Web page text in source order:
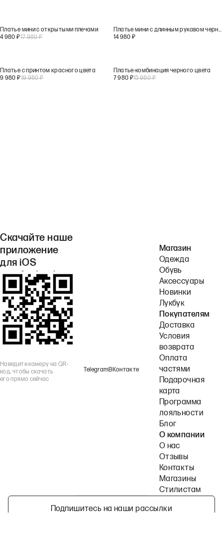
Платье мини с открытыми плечами
4 980 ₽17 980₽
Платье мини с длинным рукавом черного цвета
14 980 ₽
Платье с принтом красного цвета
9 980 ₽19 980₽
Платье-комбинация черного цвета
7 980 ₽15 980₽
Скачайте наше
приложение
для iOS
или Android.
Наведите камеру на QR-
код, чтобы скачать
его прямо сейчас
TelegramВКонтакте
Магазин
Одежда
Обувь
Аксессуары
Новинки
Лукбук
Покупателям
Доставка
Условия
возврата
Оплата
частями
Подарочная
карта
Программа
лояльности
Блог
О компании
О нас
Отзывы
Контакты
Магазины
Стилистам
Подпишитесь на наши рассылки